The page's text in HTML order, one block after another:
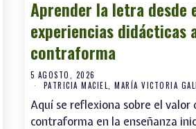
Aprender la letra desde
experiencias didácticas
contraforma
5 AGOSTO, 2026
PATRICIA MACIEL, MARÍA VICTORIA
Aquí se reflexiona sobre el valor
contraforma en la enseñanza